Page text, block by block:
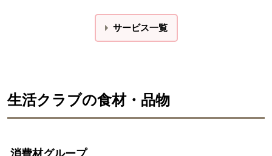
サービス一覧
生活クラブの食材・品物
消費材グループ